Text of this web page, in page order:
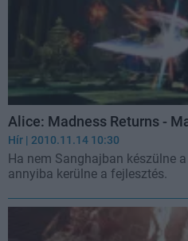
Alice: Madness Returns -
Hír | 2010.11.14 10:30
Ha nem Sanghajban készülne
annyiba kerülne a fejlesztés.